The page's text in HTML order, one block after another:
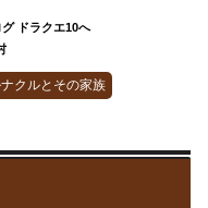
クルとその家族